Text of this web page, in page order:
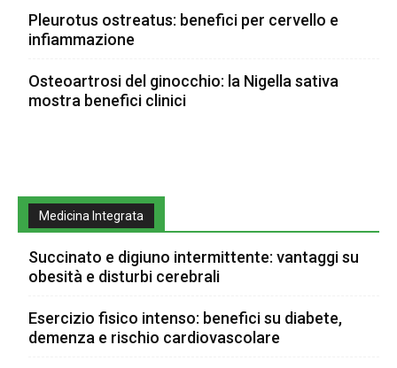
Pleurotus ostreatus: benefici per cervello e
infiammazione
Osteoartrosi del ginocchio: la Nigella sativa
mostra benefici clinici
Medicina Integrata
Succinato e digiuno intermittente: vantaggi su
obesità e disturbi cerebrali
Esercizio fisico intenso: benefici su diabete,
demenza e rischio cardiovascolare